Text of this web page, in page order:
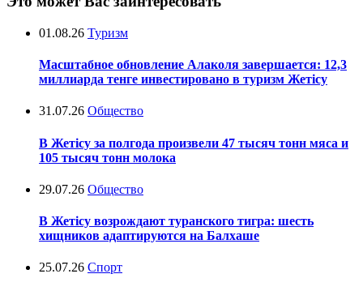
01.08.26 Туризм
Масштабное обновление Алаколя завершается: 12,3
миллиарда тенге инвестировано в туризм Жетісу
31.07.26 Общество
В Жетісу за полгода произвели 47 тысяч тонн мяса и
105 тысяч тонн молока
29.07.26 Общество
В Жетісу возрождают туранского тигра: шесть
хищников адаптируются на Балхаше
25.07.26 Спорт